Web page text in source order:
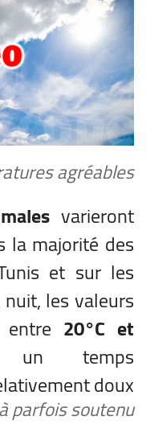
agréables
varieront
la majorité des
et sur les
les valeurs
20°C et
un temps
doux.
parfois soutenu